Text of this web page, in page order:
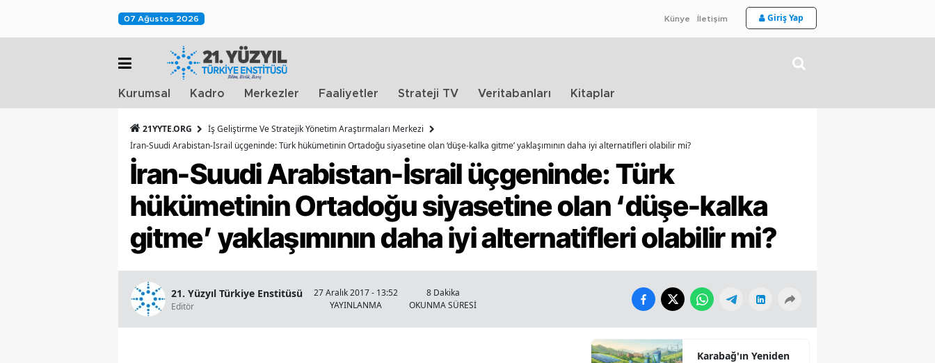
07 Ağustos 2026 Künye İletişim Giriş Yap
Kurumsal Kadro Merkezler Faaliyetler Strateji TV Veritabanları Kitaplar
21YYTE.ORG
İş Geliştirme Ve Stratejik Yönetim Araştırmaları Merkezi
İran-Suudi Arabistan-İsrail üçgeninde: Türk hükümetinin Ortadoğu siyasetine olan ‘düşe-kalka gitme’ yaklaşımının daha iyi alternatifleri olabilir mi?
İran-Suudi Arabistan-İsrail üçgeninde: Türk
hükümetinin Ortadoğu siyasetine olan ‘düşe-kalka
gitme’ yaklaşımının daha iyi alternatifleri olabilir mi?
21. Yüzyıl Türkiye Enstitüsü
Editör
27 Aralık 2017 - 13:52
YAYINLANMA
8 Dakika
OKUNMA SÜRESİ
Karabağ'ın Yeniden